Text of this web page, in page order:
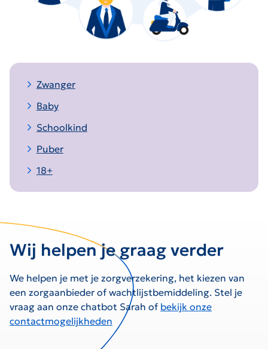
Zwanger
Baby
Schoolkind
Puber
18+
Wij helpen je graag verder
We helpen je met je zorgverzekering, het kiezen van
een zorgaanbieder of wachtlijstbemiddeling. Stel je
vraag aan onze chatbot Sarah of bekijk onze
contactmogelijkheden